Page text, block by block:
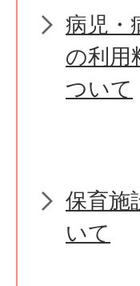
病児・
の利用
ついて
保育施
いて